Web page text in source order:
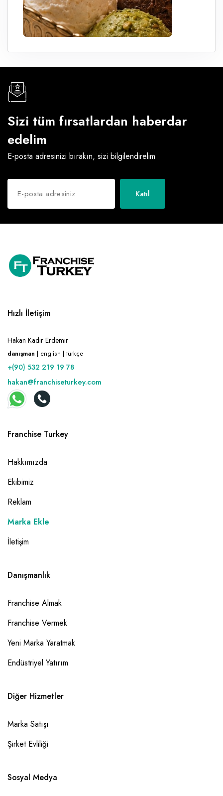
Sizi tüm fırsatlardan haberdar
edelim
E-posta adresinizi bırakın, sizi bilgilendirelim
Katıl
Hızlı İletişim
Hakan Kadir Erdemir
danışman | english | türkçe
+(90) 532 219 19 78
hakan@franchiseturkey.com
Franchise Turkey
Hakkımızda
Ekibimiz
Reklam
Marka Ekle
İletişim
Danışmanlık
Franchise Almak
Franchise Vermek
Yeni Marka Yaratmak
Endüstriyel Yatırım
Diğer Hizmetler
Marka Satışı
Şirket Evliliği
Sosyal Medya